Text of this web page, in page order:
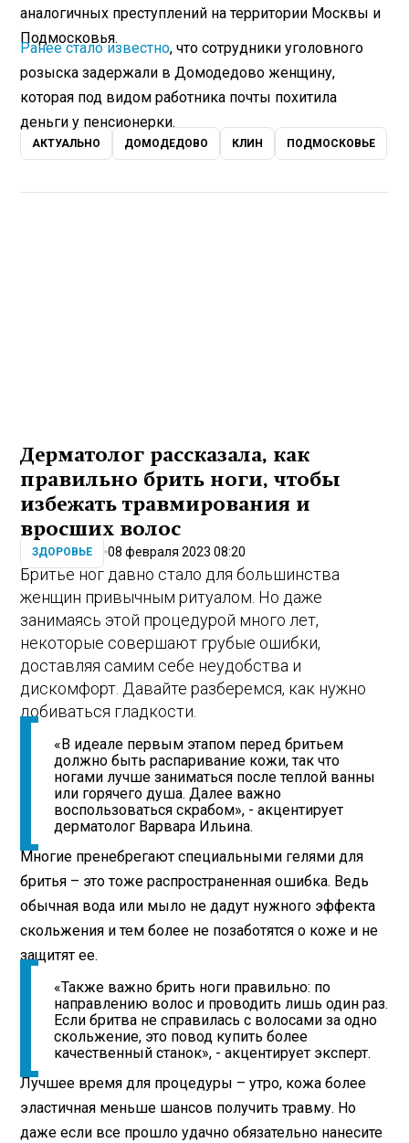
аналогичных преступлений на территории Москвы и
Подмосковья.
Ранее стало известно, что сотрудники уголовного
розыска задержали в Домодедово женщину,
которая под видом работника почты похитила
деньги у пенсионерки.
АКТУАЛЬНО ДОМОДЕДОВО КЛИН ПОДМОСКОВЬЕ
Дерматолог рассказала, как
правильно брить ноги, чтобы
избежать травмирования и
вросших волос
ЗДОРОВЬЕ 08 февраля 2023 08:20
Бритье ног давно стало для большинства
женщин привычным ритуалом. Но даже
занимаясь этой процедурой много лет,
некоторые совершают грубые ошибки,
доставляя самим себе неудобства и
дискомфорт. Давайте разберемся, как нужно
добиваться гладкости.
«В идеале первым этапом перед бритьем
должно быть распаривание кожи, так что
ногами лучше заниматься после теплой ванны
или горячего душа. Далее важно
воспользоваться скрабом», - акцентирует
дерматолог Варвара Ильина.
Многие пренебрегают специальными гелями для
бритья – это тоже распространенная ошибка. Ведь
обычная вода или мыло не дадут нужного эффекта
скольжения и тем более не позаботятся о коже и не
защитят ее.
«Также важно брить ноги правильно: по
направлению волос и проводить лишь один раз.
Если бритва не справилась с волосами за одно
скольжение, это повод купить более
качественный станок», - акцентирует эксперт.
Лучшее время для процедуры – утро, кожа более
эластичная меньше шансов получить травму. Но
даже если все прошло удачно обязательно нанесите